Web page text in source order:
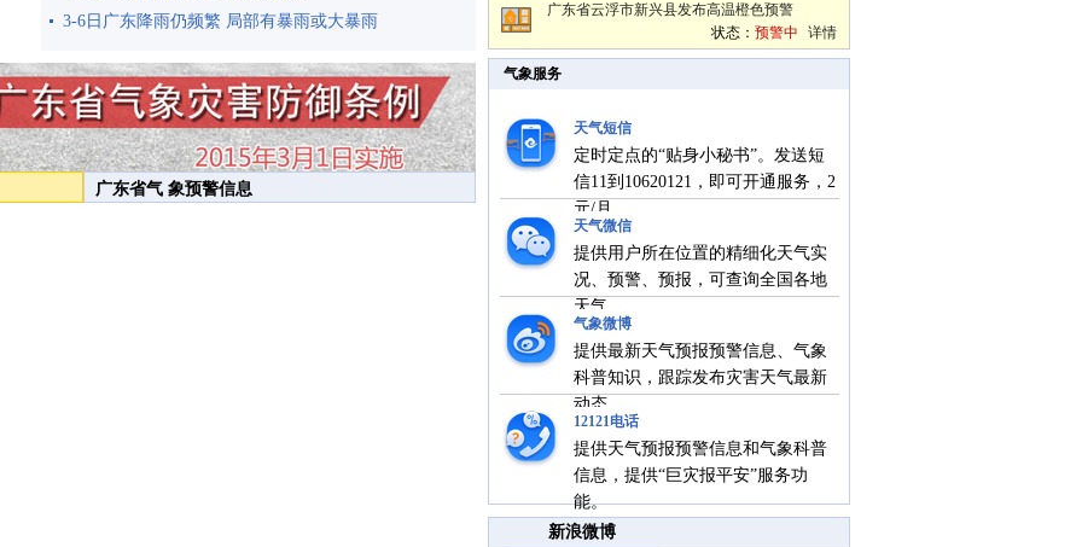
3-6日广东降雨仍频繁 局部有暴雨或大暴雨
广东省气 象预警信息
广东省云浮市新兴县发布高温橙色预警
状态： 预警中 详情
气象服务
天气短信
定时定点的“贴身小秘书”。发送短
信11到10620121，即可开通服务，2
元/月。
天气微信
提供用户所在位置的精细化天气实
况、预警、预报，可查询全国各地
天气。
气象微博
提供最新天气预报预警信息、气象
科普知识，跟踪发布灾害天气最新
动态。
12121电话
提供天气预报预警信息和气象科普
信息，提供“巨灾报平安”服务功
能。
新浪微博